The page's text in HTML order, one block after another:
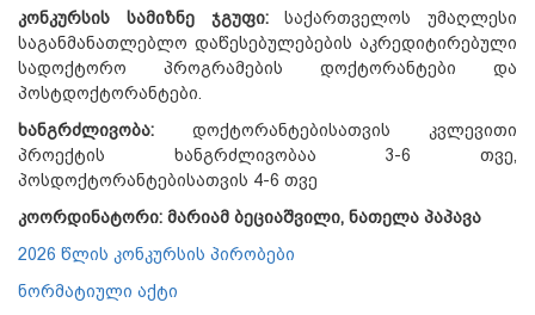
კონკურსის სამიზნე ჯგუფი:
საქართველოს უმაღლესი
საგანმანათლებლო დაწესებუ­ლებების აკრედიტირებული
სადოქტორო პროგრამების დოქტორანტები და
პოსტდოქტორანტები.
ხანგრძლივობა:
დოქტორანტებისათვის კვლევითი
პროექტის ხანგრძლივობაა 3-6 თვე,
პოსდოქტორანტებისათვის 4-6 თვე
კოორდინატორი: მარიამ ბეციაშვილი, ნათელა პაპავა
2026 წლის კონკურსის პირობები
ნორმატიული აქტი